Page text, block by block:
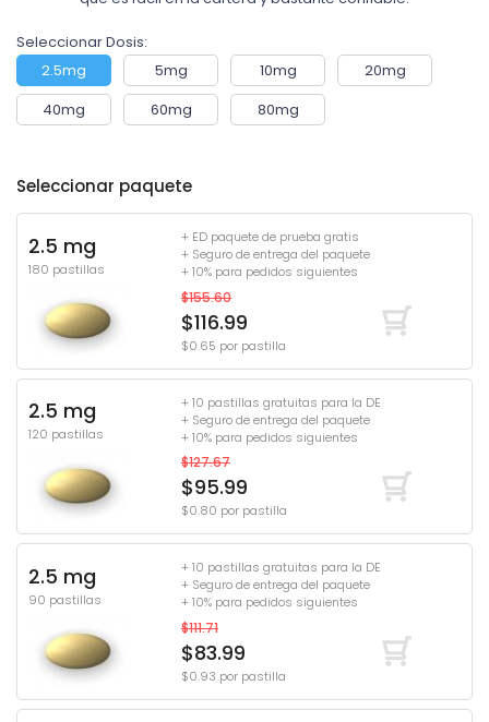
Seleccionar Dosis:
2.5mg
5mg 10mg
20mg
40mg
60mg 80mg
Seleccionar paquete
2.5 mg
180 pastillas
+ ED paquete de prueba gratis
+ Seguro de entrega del paquete
+ 10% para pedidos siguientes
$155.60
$116.99
$0.65 por pastilla
2.5 mg
120 pastillas
+ 10 pastillas gratuitas para la DE
+ Seguro de entrega del paquete
+ 10% para pedidos siguientes
$127.67
$95.99
$0.80 por pastilla
2.5 mg
90 pastillas
+ 10 pastillas gratuitas para la DE
+ Seguro de entrega del paquete
+ 10% para pedidos siguientes
$111.71
$83.99
$0.93 por pastilla